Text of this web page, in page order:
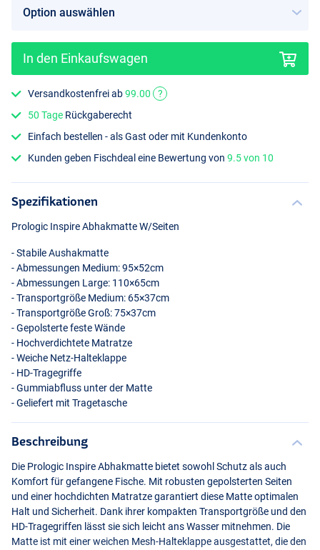
In den Einkaufswagen
Versandkostenfrei ab99.00
?
50 Tage Rückgaberecht
Einfach bestellen - als Gast oder mit Kundenkonto
Kunden geben Fischdeal eine Bewertung von9.5 von 10
Spezifikationen
Prologic Inspire Abhakmatte W/Seiten
- Stabile Aushakmatte
- Abmessungen Medium: 95×52cm
- Abmessungen Large: 110×65cm
- Transportgröße Medium: 65×37cm
- Transportgröße Groß: 75×37cm
- Gepolsterte feste Wände
- Hochverdichtete Matratze
- Weiche Netz-Halteklappe
- HD-Tragegriffe
- Gummiabfluss unter der Matte
- Geliefert mit Tragetasche
Beschreibung
Die Prologic Inspire Abhakmatte bietet sowohl Schutz als auch
Komfort für gefangene Fische. Mit robusten gepolsterten Seiten
und einer hochdichten Matratze garantiert diese Matte optimalen
Halt und Sicherheit. Dank ihrer kompakten Transportgröße und den
HD-Tragegriffen lässt sie sich leicht ans Wasser mitnehmen. Die
Matte ist mit einer weichen Mesh-Halteklappe ausgestattet, die den